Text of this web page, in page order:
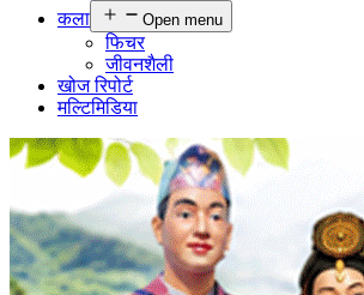
कला
Open menu
फिचर
जीवनशैली
खोज रिपोर्ट
मल्टिमिडिया